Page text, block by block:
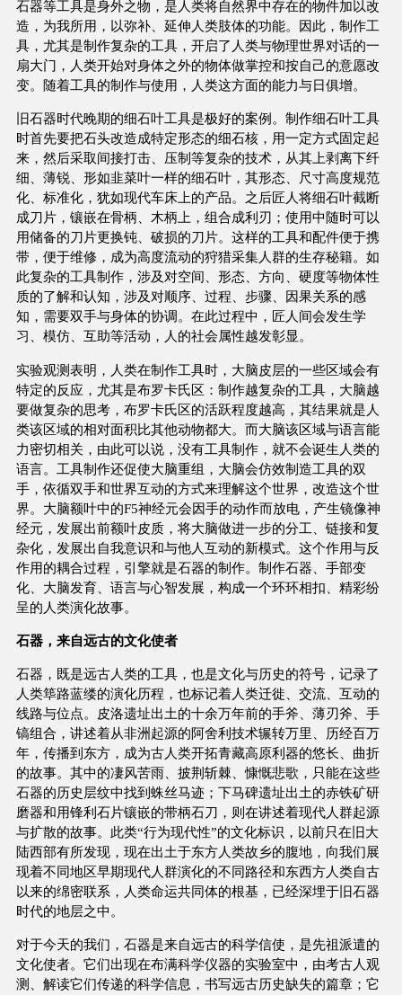
石器等工具是身外之物，是人类将自然界中存在的物件加以改
造，为我所用，以弥补、延伸人类肢体的功能。因此，制作工
具，尤其是制作复杂的工具，开启了人类与物理世界对话的一
扇大门，人类开始对身体之外的物体做掌控和按自己的意愿改
变。随着工具的制作与使用，人类这方面的能力与日俱增。
旧石器时代晚期的细石叶工具是极好的案例。制作细石叶工具
时首先要把石头改造成特定形态的细石核，用一定方式固定起
来，然后采取间接打击、压制等复杂的技术，从其上剥离下纤
细、薄锐、形如韭菜叶一样的细石叶，其形态、尺寸高度规范
化、标准化，犹如现代车床上的产品。之后匠人将细石叶截断
成刀片，镶嵌在骨柄、木柄上，组合成利刃；使用中随时可以
用储备的刀片更换钝、破损的刀片。这样的工具和配件便于携
带，便于维修，成为高度流动的狩猎采集人群的生存秘籍。如
此复杂的工具制作，涉及对空间、形态、方向、硬度等物体性
质的了解和认知，涉及对顺序、过程、步骤、因果关系的感
知，需要双手与身体的协调。在此过程中，匠人间会发生学
习、模仿、互助等活动，人的社会属性越发彰显。
实验观测表明，人类在制作工具时，大脑皮层的一些区域会有
特定的反应，尤其是布罗卡氏区：制作越复杂的工具，大脑越
要做复杂的思考，布罗卡氏区的活跃程度越高，其结果就是人
类该区域的相对面积比其他动物都大。而大脑该区域与语言能
力密切相关，由此可以说，没有工具制作，就不会诞生人类的
语言。工具制作还促使大脑重组，大脑会仿效制造工具的双
手，依循双手和世界互动的方式来理解这个世界，改造这个世
界。大脑额叶中的F5神经元会因手的动作而放电，产生镜像神
经元，发展出前额叶皮质，将大脑做进一步的分工、链接和复
杂化，发展出自我意识和与他人互动的新模式。这个作用与反
作用的耦合过程，引擎就是石器的制作。制作石器、手部变
化、大脑发育、语言与心智发展，构成一个环环相扣、精彩纷
呈的人类演化故事。
石器，来自远古的文化使者
石器，既是远古人类的工具，也是文化与历史的符号，记录了
人类筚路蓝缕的演化历程，也标记着人类迁徙、交流、互动的
线路与位点。皮洛遗址出土的十余万年前的手斧、薄刃斧、手
镐组合，讲述着从非洲起源的阿舍利技术辗转万里、历经百万
年，传播到东方，成为古人类开拓青藏高原利器的悠长、曲折
的故事。其中的凄风苦雨、披荆斩棘、慷慨悲歌，只能在这些
石器的历史层纹中找到蛛丝马迹；下马碑遗址出土的赤铁矿研
磨器和用锋利石片镶嵌的带柄石刀，则在讲述着现代人群起源
与扩散的故事。此类“行为现代性”的文化标识，以前只在旧大
陆西部有所发现，现在出土于东方人类故乡的腹地，向我们展
现着不同地区早期现代人群演化的不同路径和东西方人类自古
以来的绵密联系，人类命运共同体的根基，已经深埋于旧石器
时代的地层之中。
对于今天的我们，石器是来自远古的科学信使，是先祖派遣的
文化使者。它们出现在布满科学仪器的实验室中，由考古人观
测、解读它们传递的科学信息，书写远古历史缺失的篇章；它